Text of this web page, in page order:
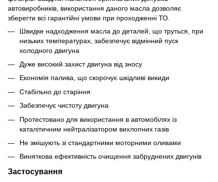
автовиробників, використання даного масла дозволяє
зберегти всі гарантійні умови при проходженні ТО.
Швидке надходження масла до деталей, що труться, при
низьких температурах, забезпечує відмінний пуск
холодного двигуна
Дуже високий захист двигуна від зносу
Економія палива, що скорочує шкідливі викиди
Стабільно до старіння
Забезпечує чистоту двигуна
Протестовано для використання в автомобілях із
каталітичним нейтралізатором вихлопних газів
Не змішують зі стандартними моторними оливами
Виняткова ефективність очищення забруднених двигунів
Застосування